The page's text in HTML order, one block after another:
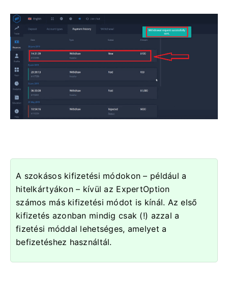
A szokásos kifizetési módokon – például a
hitelkártyákon – kívül az ExpertOption
számos más kifizetési módot is kínál. Az első
kifizetés azonban mindig csak (!) azzal a
fizetési móddal lehetséges, amelyet a
befizetéshez használtál.